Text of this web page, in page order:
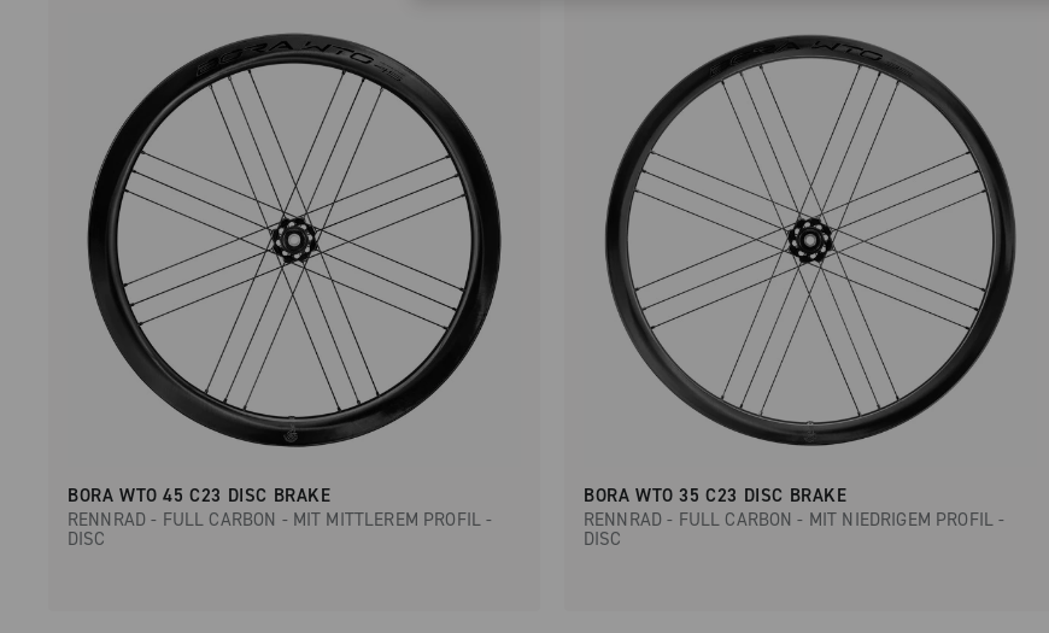
BORA WTO 45 C23 DISC BRAKE
RENNRAD - FULL CARBON - MIT MITTLEREM PROFIL -
DISC
BORA WTO 35 C23 DISC BRAKE
RENNRAD - FULL CARBON - MIT NIEDRIGEM PROFIL -
DISC